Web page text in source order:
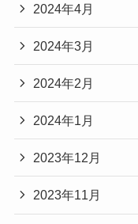
2024年4月
2024年3月
2024年2月
2024年1月
2023年12月
2023年11月